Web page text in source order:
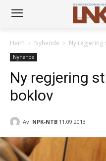
Heim Nyhende Ny regjering
Nyhende
Ny regjering
boklov
Av NPK-NTB 11.09.2013